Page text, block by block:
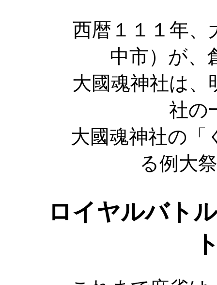
西暦１１１年、
中市）が、
大國魂神社は、
社の
大國魂神社の「
る例大
ロイヤルバト